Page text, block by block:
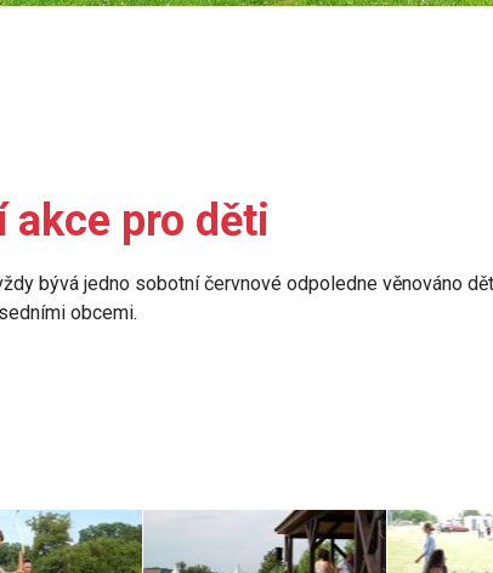
akce pro děti
bývá jedno sobotní červnové odpoledne věnováno
obcemi.